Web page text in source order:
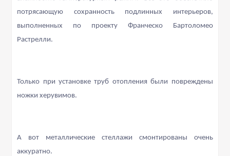
потрясающую сохранность подлинных интерьеров,
выполненных по проекту Франческо Бартоломео
Растрелли.
Только при установке труб отопления были повреждены
ножки херувимов.
А вот металлические стеллажи смонтированы очень
аккуратно.